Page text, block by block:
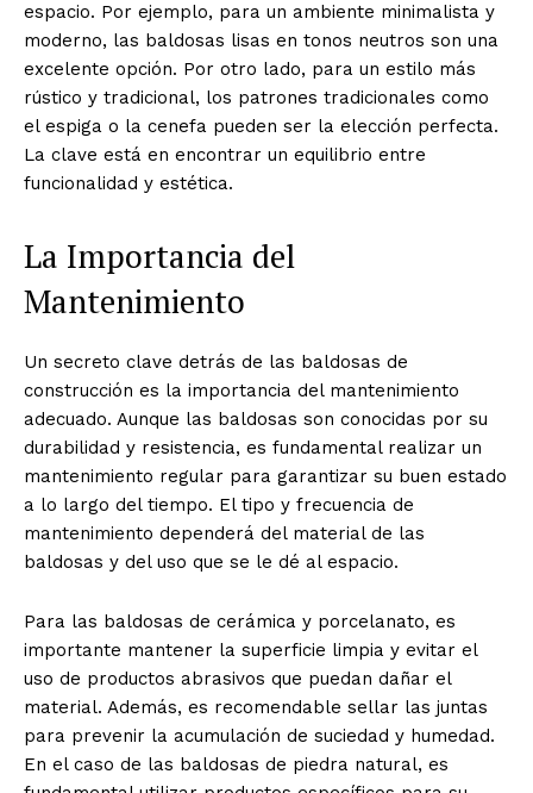
espacio. Por ejemplo, para un ambiente minimalista y
moderno, las baldosas lisas en tonos neutros son una
excelente opción. Por otro lado, para un estilo más
rústico y tradicional, los patrones tradicionales como
el espiga o la cenefa pueden ser la elección perfecta.
La clave está en encontrar un equilibrio entre
funcionalidad y estética.
La Importancia del
Mantenimiento
Un secreto clave detrás de las baldosas de
construcción es la importancia del mantenimiento
adecuado. Aunque las baldosas son conocidas por su
durabilidad y resistencia, es fundamental realizar un
mantenimiento regular para garantizar su buen estado
a lo largo del tiempo. El tipo y frecuencia de
mantenimiento dependerá del material de las
baldosas y del uso que se le dé al espacio.
Para las baldosas de cerámica y porcelanato, es
importante mantener la superficie limpia y evitar el
uso de productos abrasivos que puedan dañar el
material. Además, es recomendable sellar las juntas
para prevenir la acumulación de suciedad y humedad.
En el caso de las baldosas de piedra natural, es